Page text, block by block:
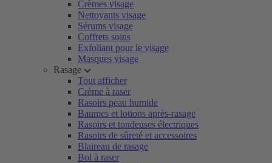
Crèmes visage
Nettoyants visage
Sérums visage
Coffrets soins
Exfoliant pour le visage
Masques visage
Rasage
Tout afficher
Crème à raser
Rasoirs peau humide
Baumes et lotions après-rasage
Rasoirs et tondeuses électriques
Rasoirs de sûreté et accessoires
Blaireau de rasage
Bol à raser